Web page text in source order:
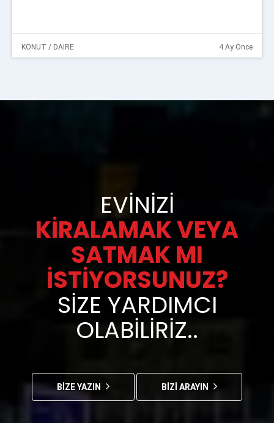
KONUT / DAİRE 4 Ay Önce
EVINIZI
KIRALAMAK VEYA
SATMAK MI
İSTIYORSUNUZ?
SIZE YARDIMCI
OLABILIRIZ..
BİZE YAZIN BİZİ ARAYIN